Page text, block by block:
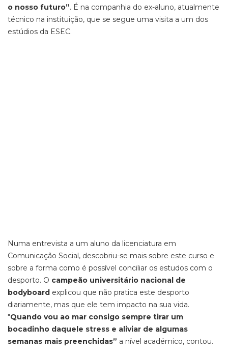
o nosso futuro”. É na companhia do ex-aluno, atualmente
técnico na instituição, que se segue uma visita a um dos
estúdios da ESEC.
Numa entrevista a um aluno da licenciatura em
Comunicação Social, descobriu-se mais sobre este curso e
sobre a forma como é possível conciliar os estudos com o
desporto. O campeão universitário nacional de
bodyboard explicou que não pratica este desporto
diariamente, mas que ele tem impacto na sua vida.
"Quando vou ao mar consigo sempre tirar um
bocadinho daquele stress e aliviar de algumas
semanas mais preenchidas” a nível académico, contou.